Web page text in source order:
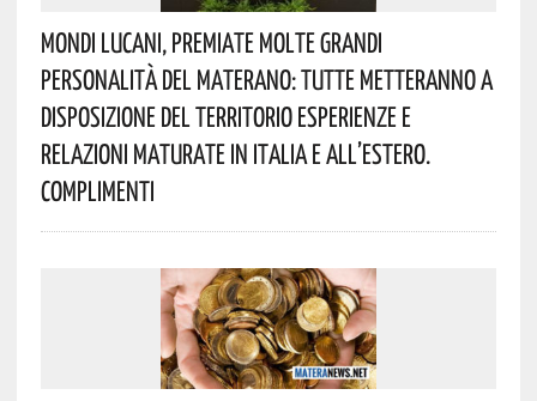
Mondi Lucani, Premiate Molte Grandi
Personalità Del Materano: Tutte Metteranno A
Disposizione Del Territorio Esperienze E
Relazioni Maturate In Italia E All’estero.
Complimenti